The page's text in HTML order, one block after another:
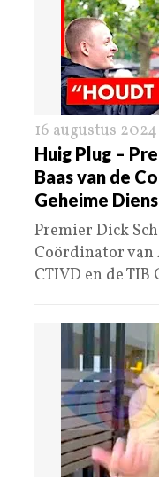
16 augustus 2024
Huig Plug –
Baas van de
Geheime
Premier Dick
Coördinator van
CTIVD en de